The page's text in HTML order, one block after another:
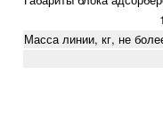
Масса линии, кг, не